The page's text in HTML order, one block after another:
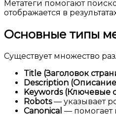
Метатеги помогают
отображается в
Основные типы
Существует множество
Title (Заголовок
Description
Keywords (Ключевые
Robots— указывает
Canonical — помогает